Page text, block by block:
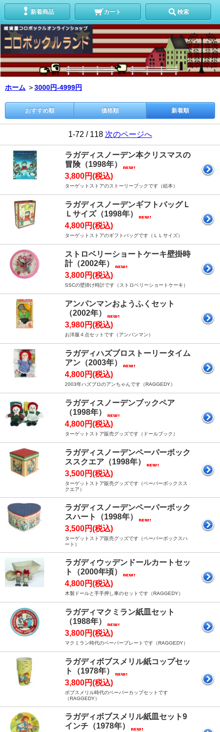
新着商品 カート 検索
ホーム ＞3000円-4999円
おすすめ順 価格順 新着順
1-72 / 118 次のページへ
ラガディスノーデン本クリスマスの
冒険（1998年）
3,800円(税込)
ターゲットストアのストーリーブックです（絵本）
ラガディスノーデンギフトバッグＬ
Ｌサイズ（1998年）
4,800円(税込)
ターゲットストアのギフトバッグです（ＬＬサイズ）
ストロベリーショートケーキ壁掛時
計（2002年）
3,800円(税込)
SSCの壁掛け時計です（ストロベリーショートケーキ）
アンパンマンおようふくセット
（2002年）
3,980円(税込)
お洋服４点セットです（アンパンマン）
ラガディハズブロストーリータイム
アン（2003年）
4,800円(税込)
2003年ハズブロのアンちゃんです（RAGGEDY）
ラガディスノーデンブックペア
（1998年）
4,800円(税込)
ターゲットストア販売グッズです（ドールブック）
ラガディスノーデンペーパーボック
ススクエア（1998年）
3,500円(税込)
ターゲットストア販売グッズです（ペーパーボックスス
クエア）
ラガディスノーデンペーパーボック
スハート（1998年）
3,500円(税込)
ターゲットストア販売グッズです（ペーパーボックスハ
ート）
ラガディウッデンドールカートセッ
ト（2000年頃）
4,800円(税込)
木製ドールと手手押し車のセットです（RAGGEDY）
ラガディマクミラン紙皿セット
（1988年）
3,800円(税込)
マクミラン時代のペーパープレートです（RAGGEDY）
ラガディボブスメリル紙コップセッ
ト（1978年）
3,800円(税込)
ボブスメリル時代のペーパーカップセットです
（RAGGEDY）
ラガディボブスメリル紙皿セット9
インチ（1978年）